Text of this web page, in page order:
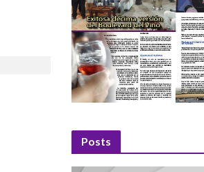
Posts